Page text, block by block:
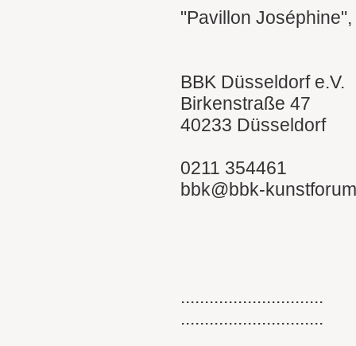
"Pavillon
BBK Düsseldorf e.V.
Birkenstraße 47
40233 Düsseldorf
0211 354461
bbk@bbk-
..............................
..............................